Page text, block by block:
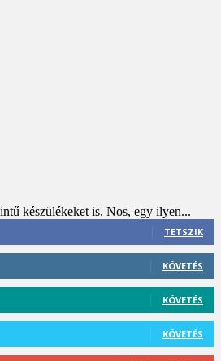
készülékeket is. Nos, egy ilyen...
TETSZIK
KÖVETÉS
KÖVETÉS
KÖVETÉS